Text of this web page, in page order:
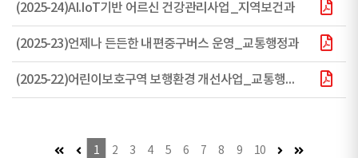
(2025-24)AI.IoT기반 어르신 건강관리사업_지역보건과
(2025-23)언제나 든든한 내편중구버스 운영_교통행정과
(2025-22)어린이보호구역 보행환경 개선사업_교통행정과
첫 페이지 (이동불가)
이전 페이지 (이동불가)
1 2 3 4 5 6 7 8 9 10 다음 페이지마지막 페이